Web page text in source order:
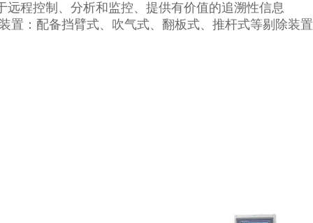
远程控制、分析和监控、提供有价值的追溯性信息
置：配备挡臂式、吹气式、翻板式、推杆式等剔除装置